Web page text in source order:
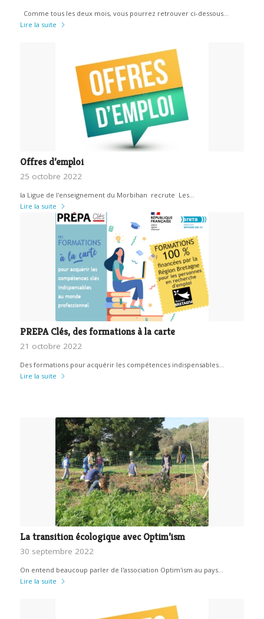
Comme tous les deux mois, vous pourrez retrouver ci-dessous…
Lire la suite
Offres d’emploi
25 octobre 2022
la Ligue de l'enseignement du Morbihan recrute Les…
Lire la suite
PREPA Clés, des formations à la carte
21 octobre 2022
Des formations pour acquérir les compétences indispensables…
Lire la suite
La transition écologique avec Optim’ism
30 septembre 2022
On entend beaucoup parler de l'association Optim'ism au pays…
Lire la suite